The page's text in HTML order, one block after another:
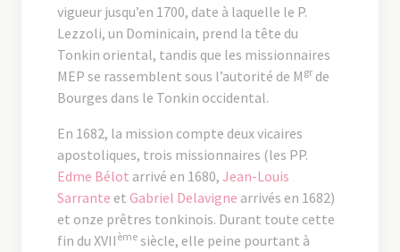
vigueur jusqu’en 1700, date à laquelle le P.
Lezzoli, un Dominicain, prend la tête du
Tonkin oriental, tandis que les missionnaires
MEP se rassemblent sous l’autorité de M gr de
Bourges dans le Tonkin occidental.
En 1682, la mission compte deux vicaires
apostoliques, trois missionnaires (les PP.
Edme Bélot arrivé en 1680, Jean-Louis
Sarrante et Gabriel Delavigne arrivés en 1682)
et onze prêtres tonkinois. Durant toute cette
fin du XVII ème siècle, elle peine pourtant à